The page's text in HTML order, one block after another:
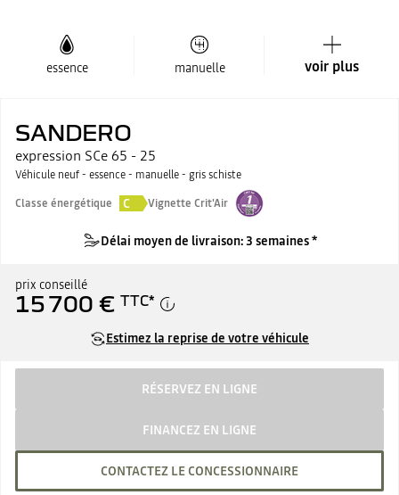
essence manuelle voir plus
SANDERO
expression SCe 65 - 25
Véhicule neuf - essence - manuelle - gris schiste
Classe énergétique
C Vignette Crit'Air
Délai moyen de livraison: 3 semaines *
prix conseillé
15 700 € TTC*
Estimez la reprise de votre véhicule
RÉSERVEZ EN LIGNE
FINANCEZ EN LIGNE
CONTACTEZ LE CONCESSIONNAIRE